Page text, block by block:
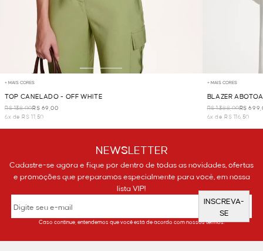
+ MAIS CORES
TOP CANELADO - OFF WHITE
R$ 138,00R$ 69,00
6x de R$ 11,50
+ MAIS CORES
BLAZER
R$ 1.388,00R$
6x de R$ 116,50
NEWSLETTER
Cadastre-se agora e fique por dentro de todas as novidades, ofertas
e promoções que preparamos especialmente para você, em nossa
lista VIP!
INSCREVA-
SE
Caso continue, entendemos que você está de acordo com nossos termos.